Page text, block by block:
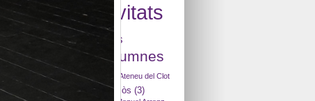
accents
activitats
(23)activitats
delegació(5)alumnes
(9)
article d'opinió
Ateneu del Clot
(2)
B3 (5) Besòs (3)